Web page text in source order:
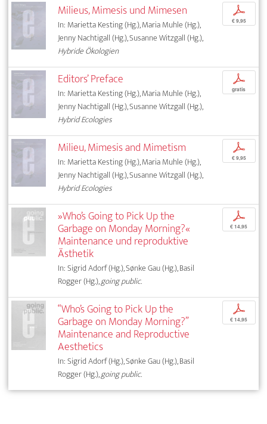
Milieus, Mimesis und Mimesen
In: Marietta Kesting (Hg.), Maria Muhle (Hg.),
Jenny Nachtigall (Hg.), Susanne Witzgall (Hg.),
Hybride Ökologien
p
€ 9,95
Editors’ Preface
In: Marietta Kesting (Hg.), Maria Muhle (Hg.),
Jenny Nachtigall (Hg.), Susanne Witzgall (Hg.),
Hybrid Ecologies
p
gratis
Milieu, Mimesis and Mimetism
In: Marietta Kesting (Hg.), Maria Muhle (Hg.),
Jenny Nachtigall (Hg.), Susanne Witzgall (Hg.),
Hybrid Ecologies
p
€ 9,95
»Who’s Going to Pick Up the
Garbage on Monday Morning?«
Maintenance und reproduktive
Ästhetik
In: Sigrid Adorf (Hg.), Sønke Gau (Hg.), Basil
Rogger (Hg.),going public.
p
€ 14,95
“Who’s Going to Pick Up the
Garbage on Monday Morning?”
Maintenance and Reproductive
Aesthetics
In: Sigrid Adorf (Hg.), Sønke Gau (Hg.), Basil
Rogger (Hg.),going public.
p
€ 14,95